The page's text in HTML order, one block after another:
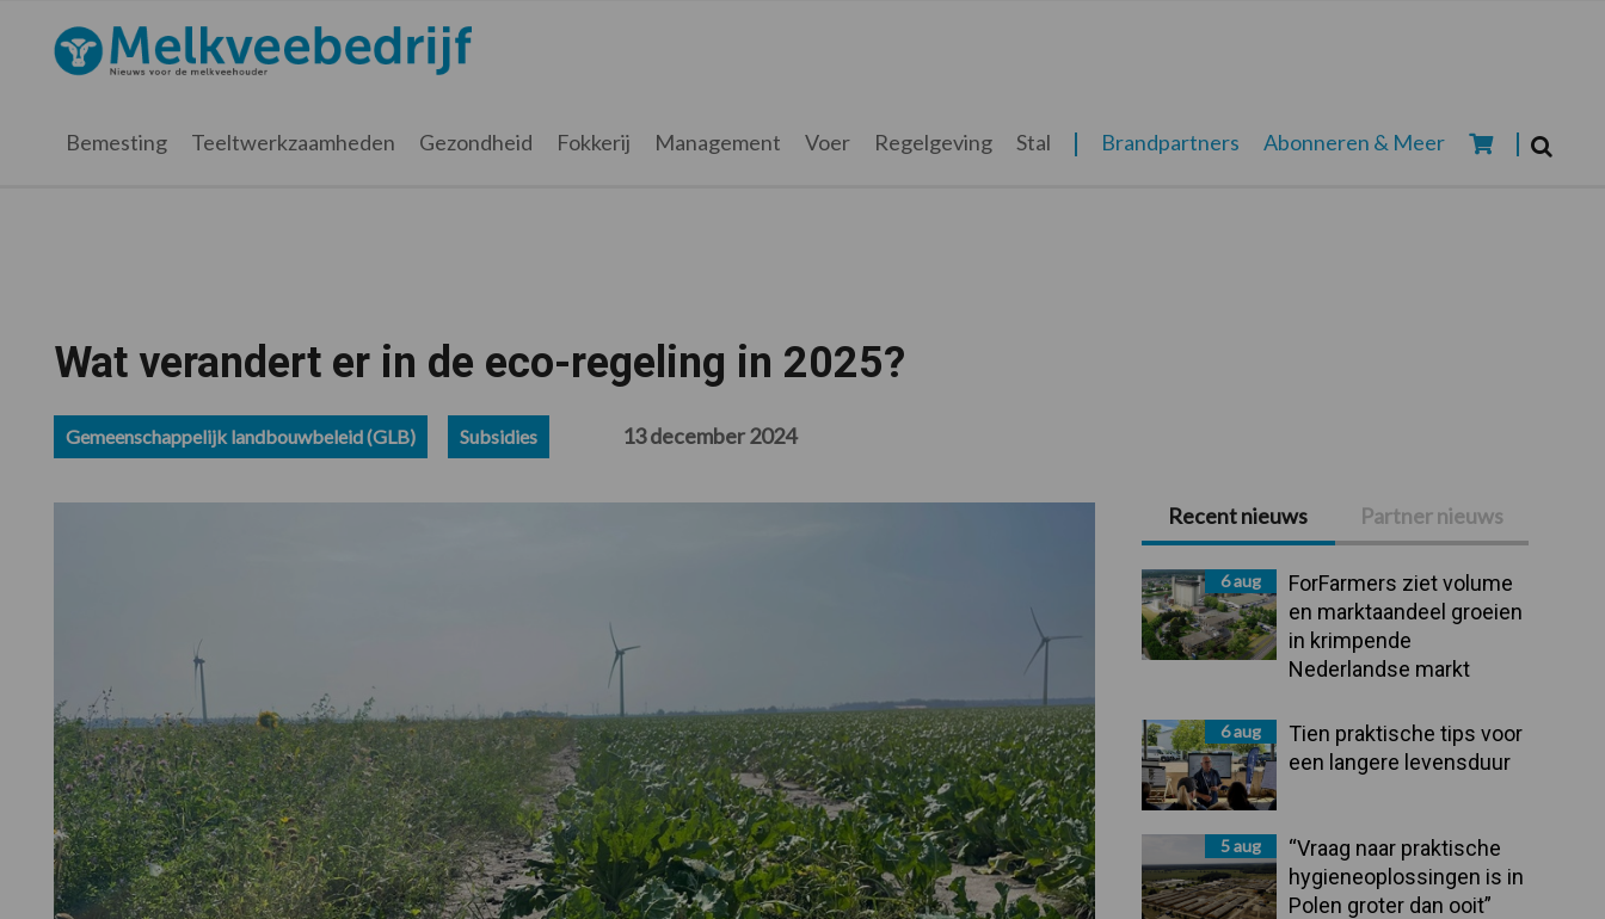
hoofdnavigatie
hoofd
eerste
voettekst
Melkveebedrijf.nl
Bemesting Teeltwerkzaamheden Gezondheid Fokkerij Management Voer Regelgeving Stal Brandpartners Abonneren & Meer
Wat verandert er in de eco-regeling in 2025?
Gemeenschappelijk landbouwbeleid (GLB) Subsidies 13 december 2024
Primaire
Sidebar
Recent nieuws Partner nieuws
6 aug
ForFarmers ziet volume
en marktaandeel groeien
in krimpende
Nederlandse markt
6 aug
Tien praktische tips voor
een langere levensduur
5 aug
“Vraag naar praktische
hygieneoplossingen is in
Polen groter dan ooit”